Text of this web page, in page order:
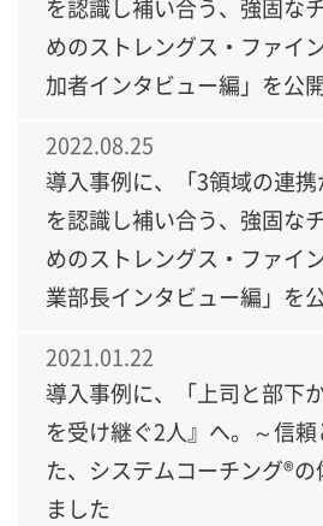
を認識し補い合う、強固な
めのストレングス・ファ
加者インタビュー編」を公
2022.08.25
導入事例に、「3領域の連
を認識し補い合う、強固な
めのストレングス・ファ
業部長インタビュー編」を
2021.01.22
導入事例に、「上司と部下
を受け継ぐ2人』へ。～信
た、システムコーチング®
ました